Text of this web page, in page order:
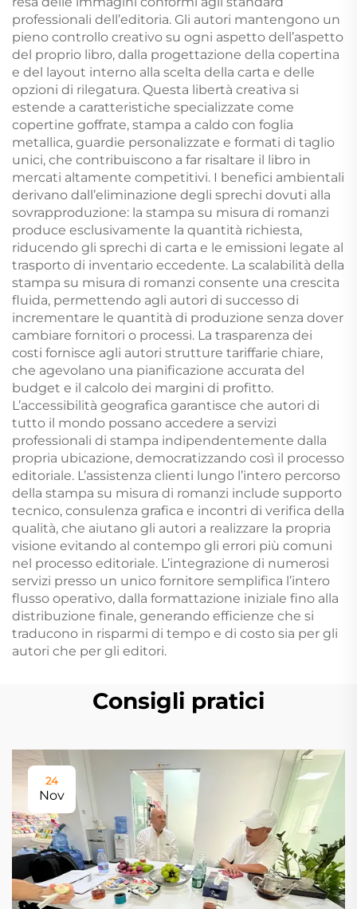
professionali dell’editoria. Gli autori mantengono un
pieno controllo creativo su ogni aspetto dell’aspetto
del proprio libro, dalla progettazione della copertina
e del layout interno alla scelta della carta e delle
opzioni di rilegatura. Questa libertà creativa si
estende a caratteristiche specializzate come
copertine goffrate, stampa a caldo con foglia
metallica, guardie personalizzate e formati di taglio
unici, che contribuiscono a far risaltare il libro in
mercati altamente competitivi. I benefici ambientali
derivano dall’eliminazione degli sprechi dovuti alla
sovrapproduzione: la stampa su misura di romanzi
produce esclusivamente la quantità richiesta,
riducendo gli sprechi di carta e le emissioni legate al
trasporto di inventario eccedente. La scalabilità della
stampa su misura di romanzi consente una crescita
fluida, permettendo agli autori di successo di
incrementare le quantità di produzione senza dover
cambiare fornitori o processi. La trasparenza dei
costi fornisce agli autori strutture tariffarie chiare,
che agevolano una pianificazione accurata del
budget e il calcolo dei margini di profitto.
L’accessibilità geografica garantisce che autori di
tutto il mondo possano accedere a servizi
professionali di stampa indipendentemente dalla
propria ubicazione, democratizzando così il processo
editoriale. L’assistenza clienti lungo l’intero percorso
della stampa su misura di romanzi include supporto
tecnico, consulenza grafica e incontri di verifica della
qualità, che aiutano gli autori a realizzare la propria
visione evitando al contempo gli errori più comuni
nel processo editoriale. L’integrazione di numerosi
servizi presso un unico fornitore semplifica l’intero
flusso operativo, dalla formattazione iniziale fino alla
distribuzione finale, generando efficienze che si
traducono in risparmi di tempo e di costo sia per gli
autori che per gli editori.
Consigli pratici
24
Nov